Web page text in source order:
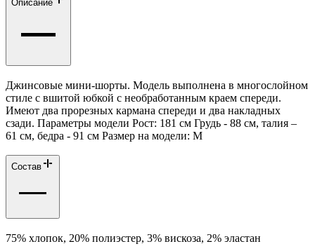
Описание
Джинсовые мини-шорты. Модель выполнена в многослойном
стиле с вшитой юбкой с необработанным краем спереди.
Имеют два прорезных кармана спереди и два накладных
сзади. Параметры модели Рост: 181 см Грудь - 88 см, талия –
61 см, бедра - 91 см Размер на модели: М
Состав
75% хлопок, 20% полиэстер, 3% вискоза, 2% эластан